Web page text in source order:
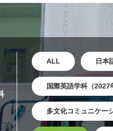
ALL 日本
国際英語学科（
多文化コミュニケー